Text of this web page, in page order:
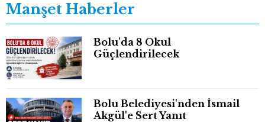
Manşet Haberler
Bolu'da 8 Okul
Güçlendirilecek
Bolu Belediyesi'nden İsmail
Akgül'e Sert Yanıt